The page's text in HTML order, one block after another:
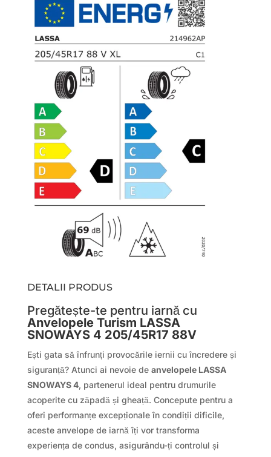
DETALII PRODUS
Pregătește-te pentru iarnă cu
Anvelopele Turism LASSA
SNOWAYS 4 205/45R17 88V
Ești gata să înfrunți provocările iernii cu încredere și
siguranță? Atunci ai nevoie de anvelopele LASSA
SNOWAYS 4, partenerul ideal pentru drumurile
acoperite cu zăpadă și gheață. Concepute pentru a
oferi performanțe excepționale în condiții dificile,
aceste anvelope de iarnă îți vor transforma
experiența de condus, asigurându-ți controlul și